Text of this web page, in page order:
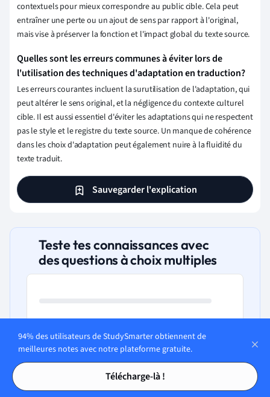
Tables des matières
Tables des matières
contextuels pour mieux correspondre au public cible. Cela peut
entraîner une perte ou un ajout de sens par rapport à l'original,
mais vise à préserver la fonction et l'impact global du texte source.
Quelles sont les erreurs communes à éviter lors de
l'utilisation des techniques d'adaptation en traduction?
Les erreurs courantes incluent la surutilisation de l'adaptation, qui
peut altérer le sens original, et la négligence du contexte culturel
cible. Il est aussi essentiel d'éviter les adaptations qui ne respectent
pas le style et le registre du texte source. Un manque de cohérence
dans les choix d'adaptation peut également nuire à la fluidité du
texte traduit.
Sauvegarder l'explication
Teste tes connaissances avec
des questions à choix multiples
sont-elles principalement utilisées?
A. Pour traduire des textes sans équivalents
linguistiques.
94% des utilisateurs de StudySmarter obtiennent de
meilleures notes avec notre plateforme gratuite.
Télécharge-là !